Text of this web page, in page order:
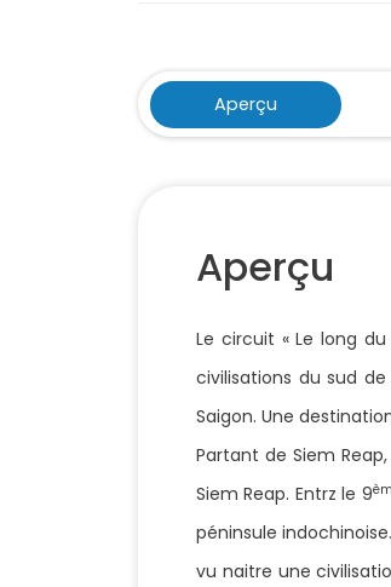
Aperçu
Aperçu
Le circuit « Le long
civilisations du sud
Saigon. Une
Partant de Siem
Siem Reap. Entrz le 9
péninsule
vu naitre une